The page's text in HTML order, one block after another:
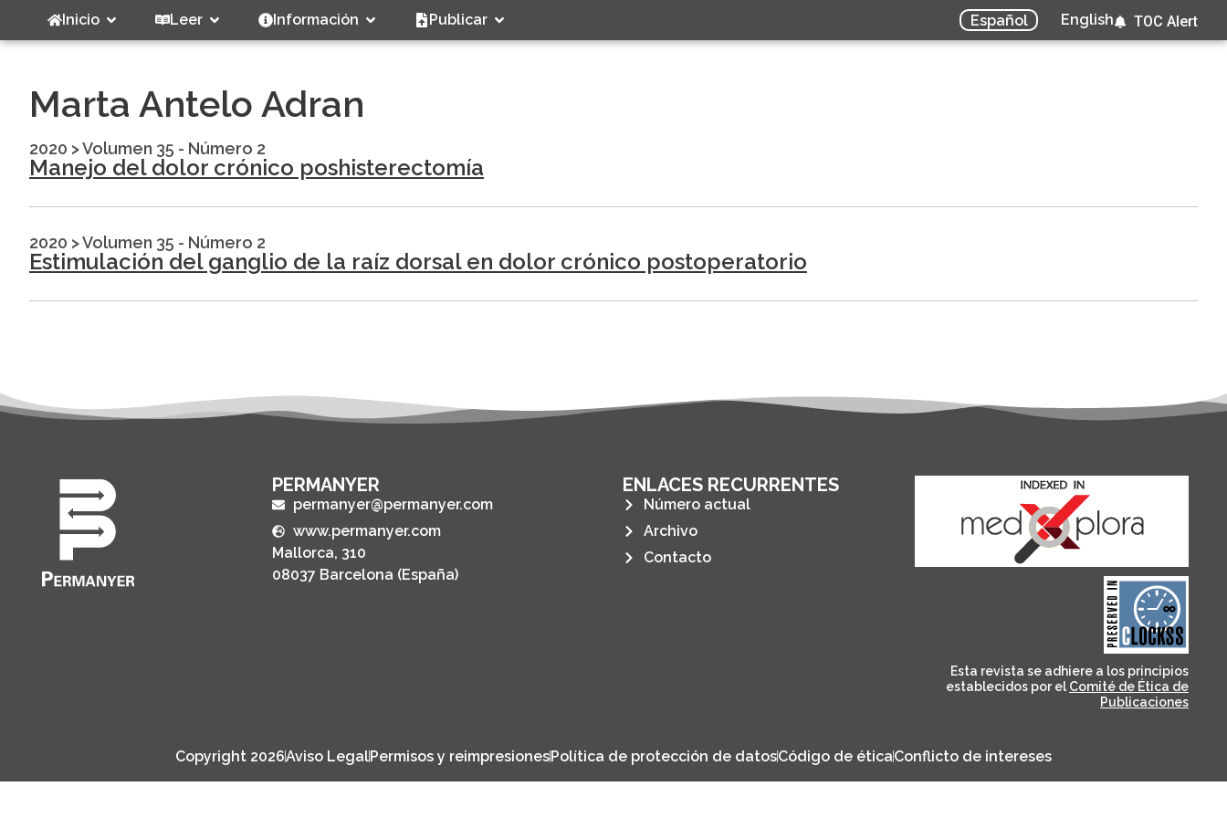
Inicio Leer Información Publicar Español English TOC Alert
Marta Antelo Adran
2020 >Volumen 35 - Número 2
Manejo del dolor crónico poshisterectomía
2020 >Volumen 35 - Número 2
Estimulación del ganglio de la raíz dorsal en dolor crónico postoperatorio
PERMANYER
permanyer@permanyer.com
www.permanyer.com
Mallorca, 310
08037 Barcelona (España)
ENLACES RECURRENTES
Número actual
Archivo
Contacto
CLOCKSS is a dak archive
that ensures the long-
term survival of web-
based scholary
publications, governed by
and for its stakeholders.
Esta revista se adhiere a los principios
establecidos por el Comité de Ética de
Publicaciones
Copyright 2026Aviso LegalPermisos y reimpresionesPolítica de protección de datosCódigo de éticaConflicto de intereses